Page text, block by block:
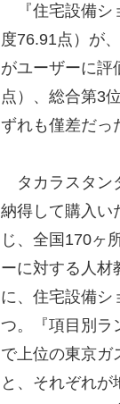
『住宅設備シ
度76.91点）が
がユーザーに評
点）、総合第3
ずれも僅差だっ
タカラスタン
納得して購入い
じ、全国170ヶ
ーに対する人材
に、住宅設備シ
つ。『項目別ラ
で上位の東京ガ
と、それぞれが